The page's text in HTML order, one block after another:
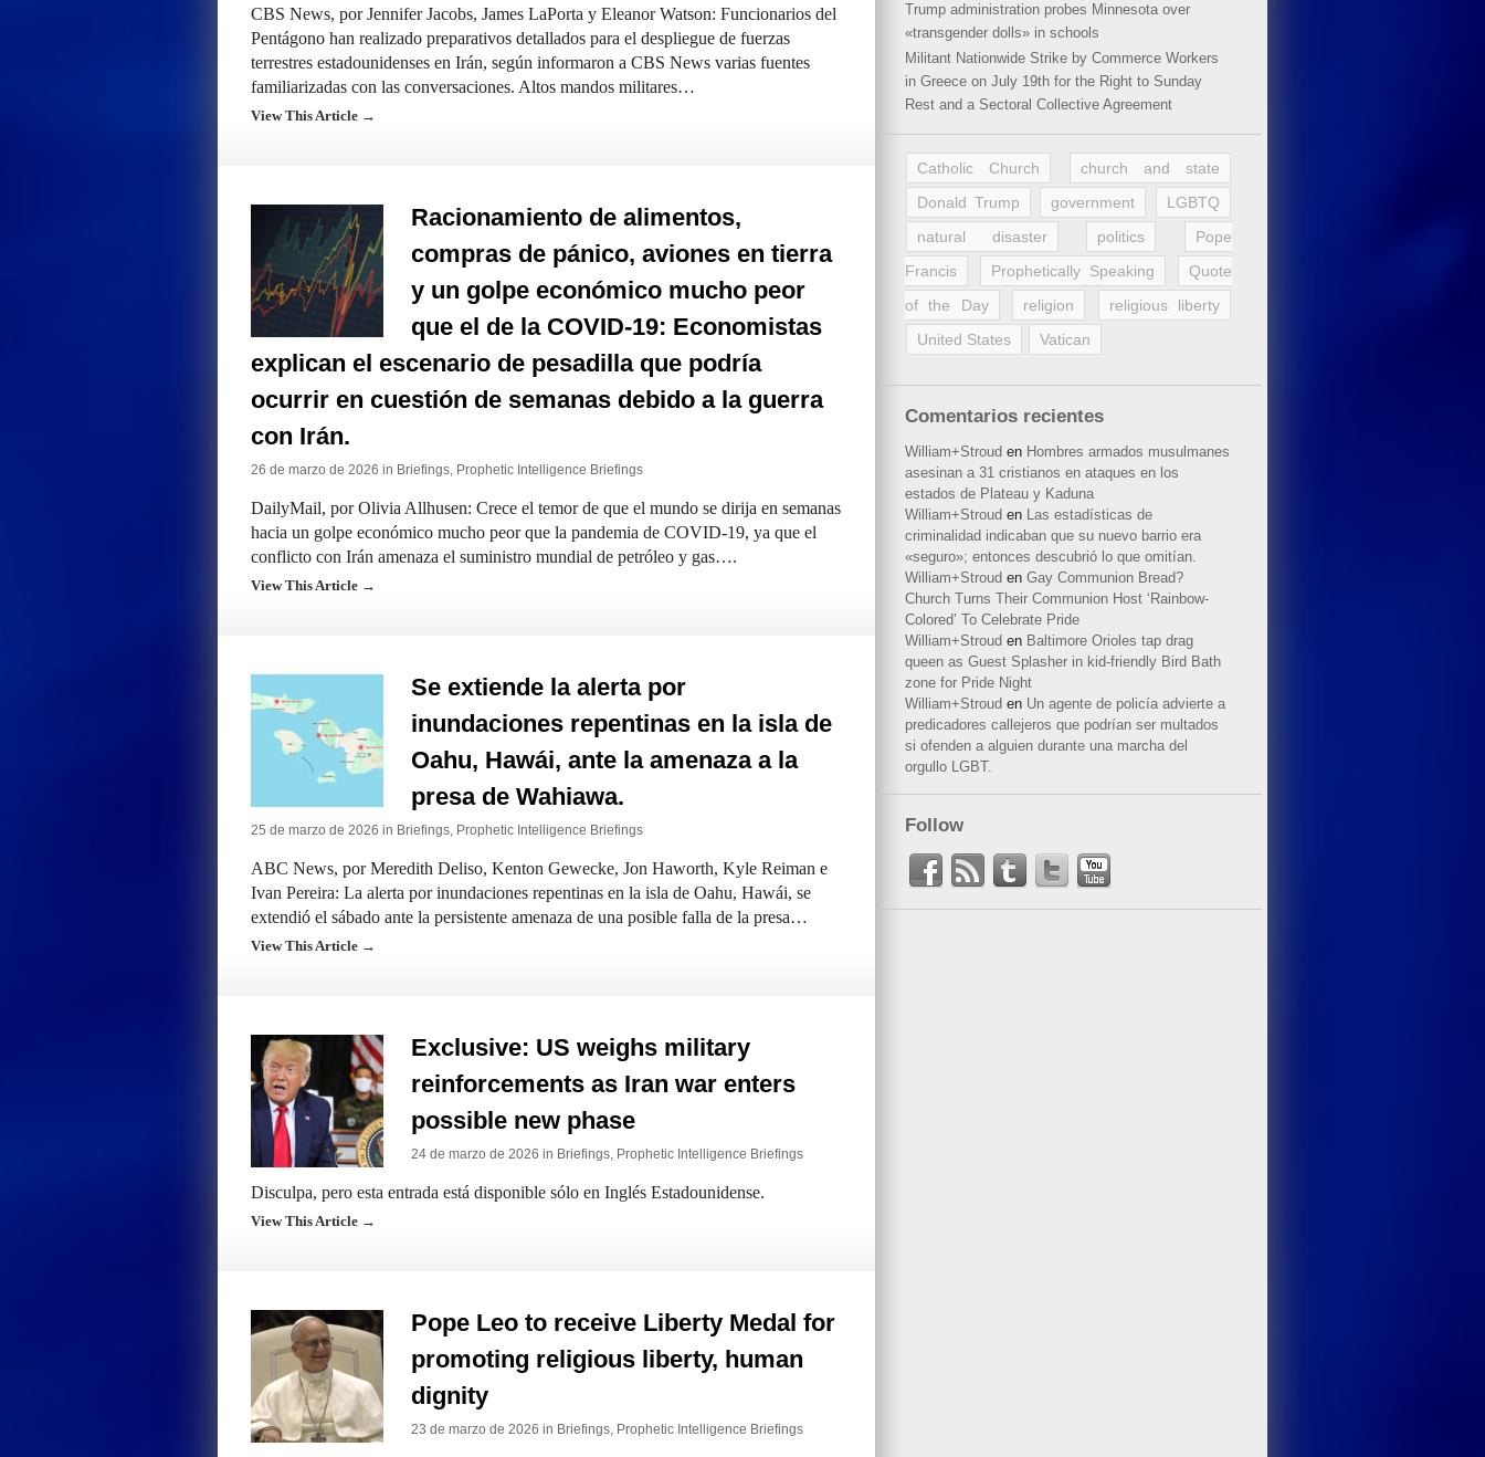
CBS News, por Jennifer Jacobs, James LaPorta y Eleanor Watson: Funcionarios del
Pentágono han realizado preparativos detallados para el despliegue de fuerzas
terrestres estadounidenses en Irán, según informaron a CBS News varias fuentes
familiarizadas con las conversaciones. Altos mandos militares…
View This Article →
Racionamiento de alimentos,
compras de pánico, aviones en tierra
y un golpe económico mucho peor
que el de la COVID-19: Economistas
explican el escenario de pesadilla que podría
ocurrir en cuestión de semanas debido a la guerra
con Irán.
26 de marzo de 2026 in Briefings, Prophetic Intelligence Briefings
DailyMail, por Olivia Allhusen: Crece el temor de que el mundo se dirija en semanas
hacia un golpe económico mucho peor que la pandemia de COVID-19, ya que el
conflicto con Irán amenaza el suministro mundial de petróleo y gas….
View This Article →
Se extiende la alerta por
inundaciones repentinas en la isla de
Oahu, Hawái, ante la amenaza a la
presa de Wahiawa.
25 de marzo de 2026 in Briefings, Prophetic Intelligence Briefings
ABC News, por Meredith Deliso, Kenton Gewecke, Jon Haworth, Kyle Reiman e
Ivan Pereira: La alerta por inundaciones repentinas en la isla de Oahu, Hawái, se
extendió el sábado ante la persistente amenaza de una posible falla de la presa…
View This Article →
Exclusive: US weighs military
reinforcements as Iran war enters
possible new phase
24 de marzo de 2026 in Briefings, Prophetic Intelligence Briefings
Disculpa, pero esta entrada está disponible sólo en Inglés Estadounidense.
View This Article →
Pope Leo to receive Liberty Medal for
promoting religious liberty, human
dignity
23 de marzo de 2026 in Briefings, Prophetic Intelligence Briefings
Trump administration probes Minnesota over
«transgender dolls» in schools
Militant Nationwide Strike by Commerce Workers
in Greece on July 19th for the Right to Sunday
Rest and a Sectoral Collective Agreement
Catholic Church
church and state
Donald Trump
government
LGBTQ
natural disaster
politics
Pope
Francis
Prophetically Speaking
Quote
of the Day
religion
religious liberty
United States
Vatican
Comentarios recientes
William+Stroud en Hombres armados musulmanes
asesinan a 31 cristianos en ataques en los
estados de Plateau y Kaduna
William+Stroud en Las estadísticas de
criminalidad indicaban que su nuevo barrio era
«seguro»; entonces descubrió lo que omitían.
William+Stroud en Gay Communion Bread?
Church Turns Their Communion Host ‘Rainbow-
Colored’ To Celebrate Pride
William+Stroud en Baltimore Orioles tap drag
queen as Guest Splasher in kid-friendly Bird Bath
zone for Pride Night
William+Stroud en Un agente de policía advierte a
predicadores callejeros que podrían ser multados
si ofenden a alguien durante una marcha del
orgullo LGBT.
Follow